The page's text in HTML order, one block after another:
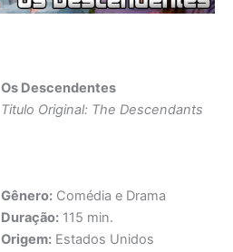
Os Descendentes
Titulo Original: The Descendants
Gênero:Comédia e Drama
Duração:115 min.
Origem:Estados Unidos